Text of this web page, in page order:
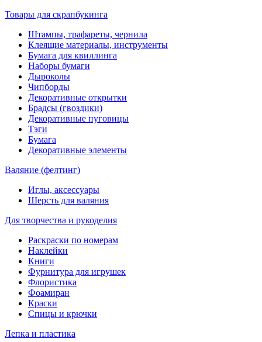
Товары для скрапбукинга
Штампы, трафареты, чернила
Клеящие материалы, инструменты
Бумага для квиллинга
Наборы бумаги
Дыроколы
Чипборды
Декоративные открытки
Брадсы (гвоздики)
Декоративные пуговицы
Тэги
Бумага
Декоративные элементы
Валяние (фелтинг)
Иглы, аксессуары
Шерсть для валяния
Для творчества и рукоделия
Раскраски по номерам
Наклейки
Книги
Фурнитура для игрушек
Флористика
Фоамиран
Краски
Спицы и крючки
Лепка и пластика